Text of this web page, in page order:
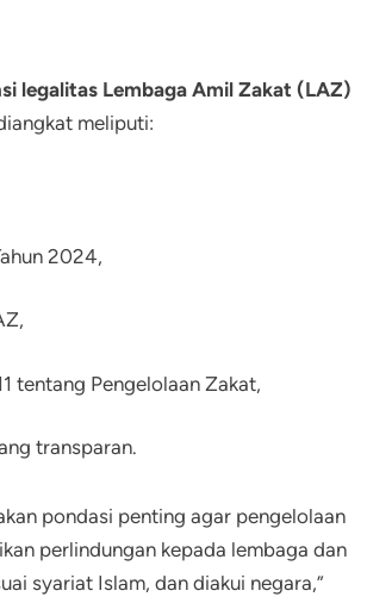
legalitas Lembaga Amil Zakat (LAZ)
meliputi:
2024,
tentang Pengelolaan Zakat,
transparan.
pondasi penting agar pengelolaan
perlindungan kepada lembaga dan
syariat Islam, dan diakui negara,”